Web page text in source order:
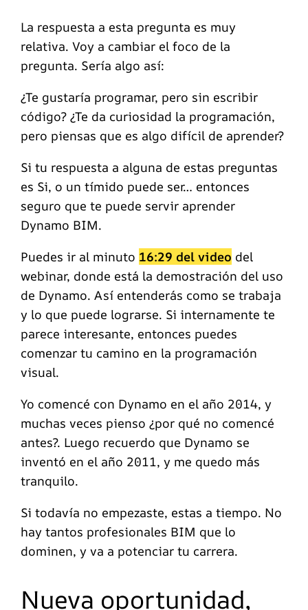
La respuesta a esta pregunta es muy
relativa. Voy a cambiar el foco de la
pregunta. Sería algo así:
¿Te gustaría programar, pero sin escribir
código? ¿Te da curiosidad la programación,
pero piensas que es algo difícil de aprender?
Si tu respuesta a alguna de estas preguntas
es Si, o un tímido puede ser… entonces
seguro que te puede servir aprender
Dynamo BIM.
Puedes ir al minuto 16:29 del video del
webinar, donde está la demostración del uso
de Dynamo. Así entenderás como se trabaja
y lo que puede lograrse. Si internamente te
parece interesante, entonces puedes
comenzar tu camino en la programación
visual.
Yo comencé con Dynamo en el año 2014, y
muchas veces pienso ¿por qué no comencé
antes?. Luego recuerdo que Dynamo se
inventó en el año 2011, y me quedo más
tranquilo.
Si todavía no empezaste, estas a tiempo. No
hay tantos profesionales BIM que lo
dominen, y va a potenciar tu carrera.
Nueva oportunidad,